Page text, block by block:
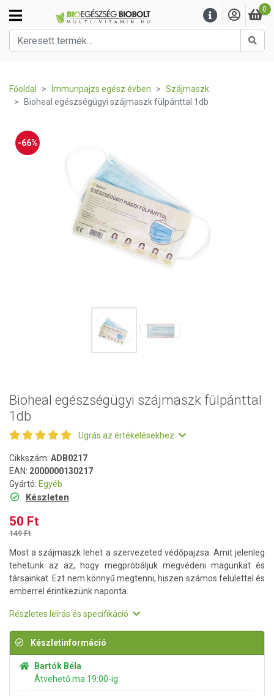
0
Főoldal Immunpajzs egész évben
Szájmaszk
Bioheal egészségügyi szájmaszk fülpánttal 1db
-66%
Bioheal egészségügyi szájmaszk fülpánttal
1db
Ugrás az értékelésekhez
Cikkszám: ADB0217
EAN: 2000000130217
Gyártó: Egyéb
Készleten
50 Ft
149 Ft
Most a szájmaszk lehet a szervezeted védőpajzsa. Amit jelenleg
tehetünk az az, hogy megpróbáljuk megvédeni magunkat és
társainkat. Ezt nem könnyű megtenni, hiszen számos felülettel és
emberrel érintkezünk naponta.
Részletes leírás és specifikáció
Készletinformáció
Bartók Béla
Átvehető ma 19:00-ig